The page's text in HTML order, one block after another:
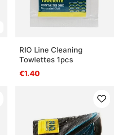
RIO Line Cleaning
Towlettes 1pcs
€1.40